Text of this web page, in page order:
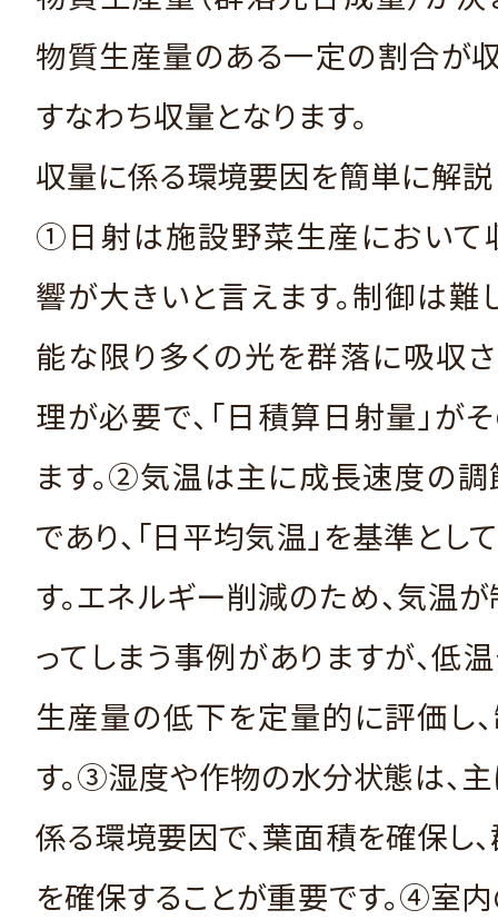
物質生産量のある一定の割合が
すなわち収量となります。
収量に係る環境要因を簡単に解説
①日射は施設野菜生産において
響が大きいと言えます。制御は難
能な限り多くの光を群落に吸収
理が必要で、「日積算日射量」が
ます。②気温は主に成長速度の
であり、「日平均気温」を基準とし
す。エネルギー削減のため、気温
ってしまう事例がありますが、低
生産量の低下を定量的に評価し
す。③湿度や作物の水分状態は、
係る環境要因で、葉面積を確保し
を確保することが重要です。④室